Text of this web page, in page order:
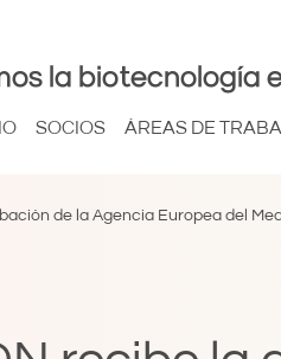
la biotecnología
SOCIOS ÁREAS DE
de la Agencia Europea del